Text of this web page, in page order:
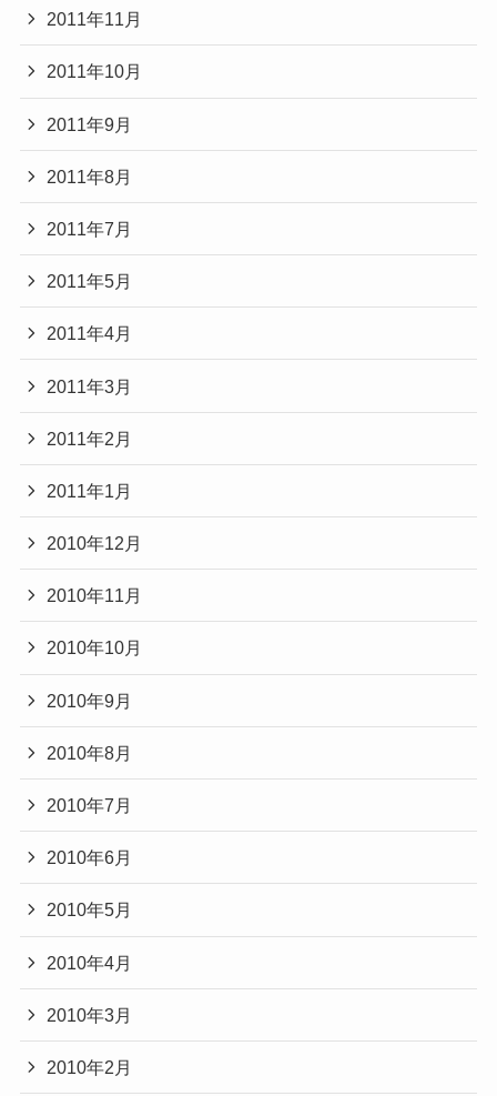
2011年11月
2011年10月
2011年9月
2011年8月
2011年7月
2011年5月
2011年4月
2011年3月
2011年2月
2011年1月
2010年12月
2010年11月
2010年10月
2010年9月
2010年8月
2010年7月
2010年6月
2010年5月
2010年4月
2010年3月
2010年2月